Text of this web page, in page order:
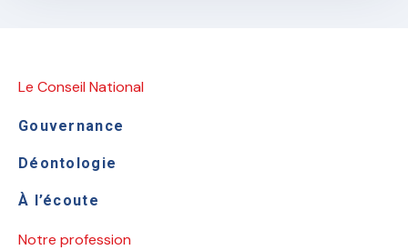
Le Conseil National
Gouvernance
Déontologie
À l’écoute
Notre profession